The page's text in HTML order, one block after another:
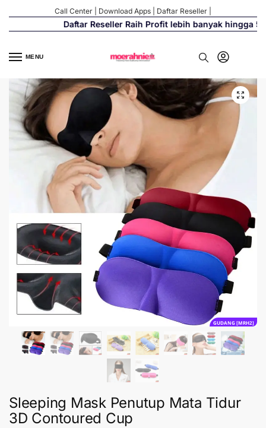
Call Center Download Apps Daftar Reseller
Daftar Reseller Raih Profit lebih banyak hingga 500%
MENU
GUDANG [MRH2]
Sleeping Mask Penutup Mata Tidur
3D Contoured Cup